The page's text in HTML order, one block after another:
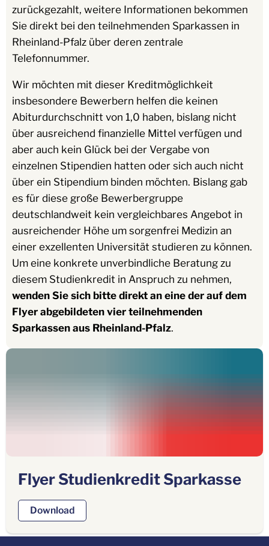
zurückgezahlt, weitere Informationen bekommen
Sie direkt bei den teilnehmenden Sparkassen in
Rheinland-Pfalz über deren zentrale
Telefonnummer.
Wir möchten mit dieser Kreditmöglichkeit
insbesondere Bewerbern helfen die keinen
Abiturdurchschnitt von 1,0 haben, bislang nicht
über ausreichend finanzielle Mittel verfügen und
aber auch kein Glück bei der Vergabe von
einzelnen Stipendien hatten oder sich auch nicht
über ein Stipendium binden möchten. Bislang gab
es für diese große Bewerbergruppe
deutschlandweit kein vergleichbares Angebot in
ausreichender Höhe um sorgenfrei Medizin an
einer exzellenten Universität studieren zu können.
Um eine konkrete unverbindliche Beratung zu
diesem Studienkredit in Anspruch zu nehmen,
wenden Sie sich bitte direkt an eine der auf dem
Flyer abgebildeten vier teilnehmenden
Sparkassen aus Rheinland-Pfalz.
Flyer Studienkredit Sparkasse
Download